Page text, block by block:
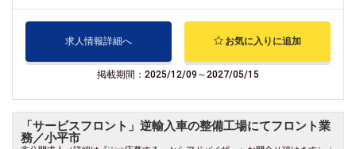
求人情報詳細へ お気に入りに追加
掲載期間：2025/12/09～2027/05/15
「サービスフロント」逆輸入車の整備工場にてフロント業
務／小平市